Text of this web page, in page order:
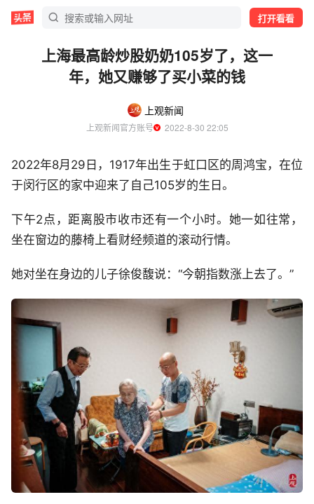
打开看看
上海最高龄炒股奶奶105岁了，这一
年，她又赚够了买小菜的钱
上观新闻
上观新闻官方账号
  2022-8-30 22:05
2022年8月29日，1917年出生于虹口区的周鸿宝，在位
于闵行区的家中迎来了自己105岁的生日。
下午2点，距离股市收市还有一个小时。她一如往常，
坐在窗边的藤椅上看财经频道的滚动行情。
她对坐在身边的儿子徐俊馥说：“今朝指数涨上去了。”